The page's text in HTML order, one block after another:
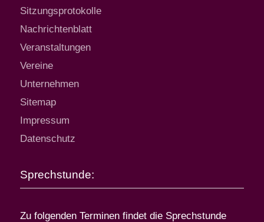
Sitzungsprotokolle
Nachrichtenblatt
Veranstaltungen
Vereine
Unternehmen
Sitemap
Impressum
Datenschutz
Sprechstunde:
Zu folgenden Terminen findet die Sprechstunde